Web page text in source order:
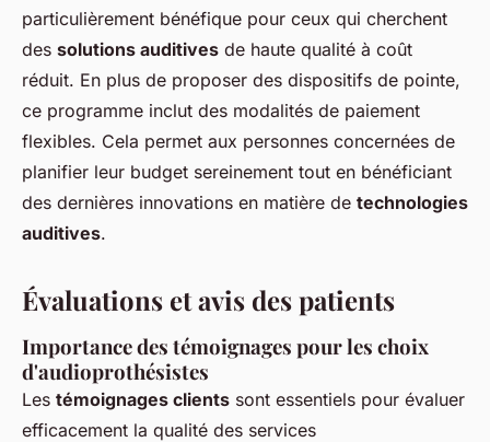
particulièrement bénéfique pour ceux qui cherchent
des solutions auditives de haute qualité à coût
réduit. En plus de proposer des dispositifs de pointe,
ce programme inclut des modalités de paiement
flexibles. Cela permet aux personnes concernées de
planifier leur budget sereinement tout en bénéficiant
des dernières innovations en matière de technologies
auditives.
Évaluations et avis des patients
Importance des témoignages pour les choix
d'audioprothésistes
Les témoignages clients sont essentiels pour évaluer
efficacement la qualité des services